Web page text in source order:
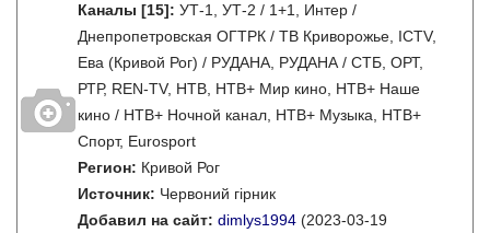
Каналы [15]: УТ-1, УТ-2 / 1+1, Интер /
Днепропетровская ОГТРК / ТВ Криворожье, ICTV,
Ева (Кривой Рог) / РУДАНА, РУДАНА / СТБ, ОРТ,
РТР, REN-TV, НТВ, НТВ+ Мир кино, НТВ+ Наше
кино / НТВ+ Ночной канал, НТВ+ Музыка, НТВ+
Спорт, Eurosport
Регион: Кривой Рог
Источник: Червоний гірник
Добавил на сайт: dimlys1994 (2023-03-19